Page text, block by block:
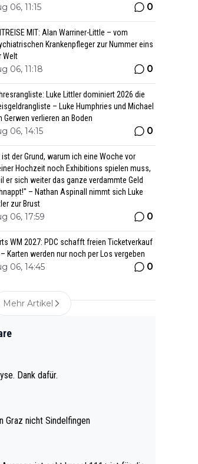
06, 11:15 0
MIT: Alan Warriner-Little – vom
Krankenpfleger zur Nummer eins
Welt
06, 11:18 0
Luke Littler dominiert 2026 die
– Luke Humphries und Michael
Gerwen verlieren an Boden
06, 14:15 0
ist der Grund, warum ich eine Woche vor
Hochzeit noch Exhibitions spielen muss,
er sich weiter das ganze verdammte Geld
– Nathan Aspinall nimmt sich Luke
zur Brust
06, 17:59 0
WM 2027: PDC schafft freien Ticketverkauf
Karten werden nur noch per Los vergeben
06, 14:45 0
Mehr Artikel
Dank dafür.
Graz nicht Sindelfingen